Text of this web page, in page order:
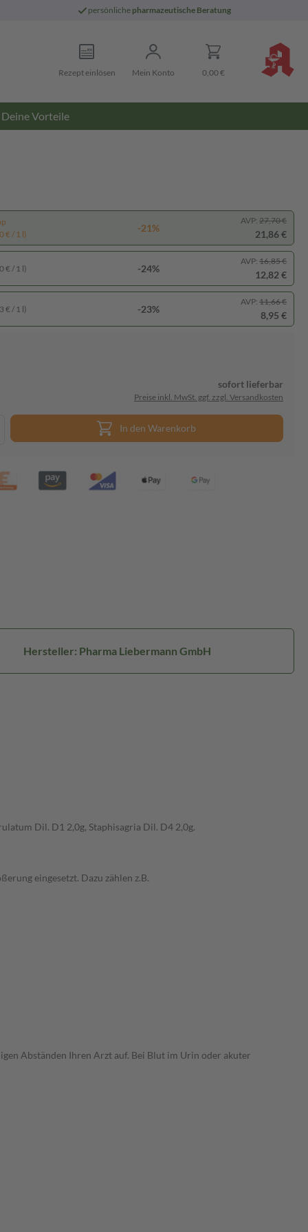
persönliche pharmazeutische Beratung
Rezept einlösen Mein Konto 0,00 €
Deine Vorteile
€ / 1 l)
-21%
AVP: 27,70 €
21,86 €
€ / 1 l) -24%
AVP: 16,85 €
12,82 €
€ / 1 l) -23%
AVP: 11,66 €
8,95 €
sofort lieferbar
Preise inkl. MwSt. ggf. zzgl. Versandkosten
In den Warenkorb
Hersteller: Pharma Liebermann GmbH
Dil. D1 2,0g, Staphisagria Dil. D4 2,0g.
eingesetzt. Dazu zählen z.B.
Abständen Ihren Arzt auf. Bei Blut im Urin oder akuter